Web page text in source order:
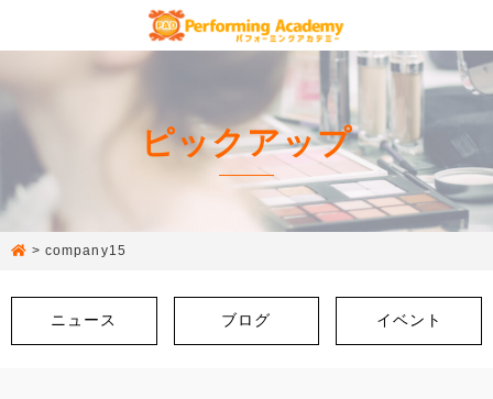
ピックアップ
>company15
ニュース ブログ イベント